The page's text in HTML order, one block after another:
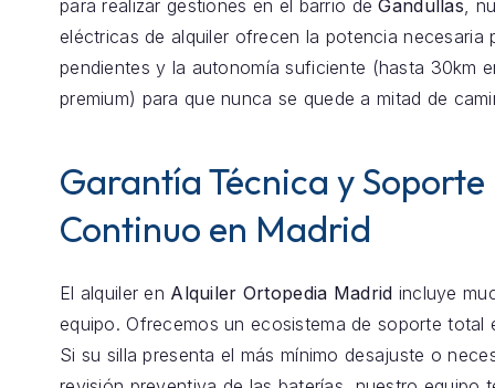
para realizar gestiones en el barrio deGandullas ,
eléctricas de alquiler ofrecen la potencia necesaria
pendientes y la autonomía suficiente (hasta 30km
premium) para que nunca se quede a mitad de
Garantía Técnica y Soporte
Continuo en Madrid
El alquiler en Alquiler Ortopedia Madrid incluye
equipo. Ofrecemos un ecosistema de soporte total
Si su silla presenta el más mínimo desajuste o